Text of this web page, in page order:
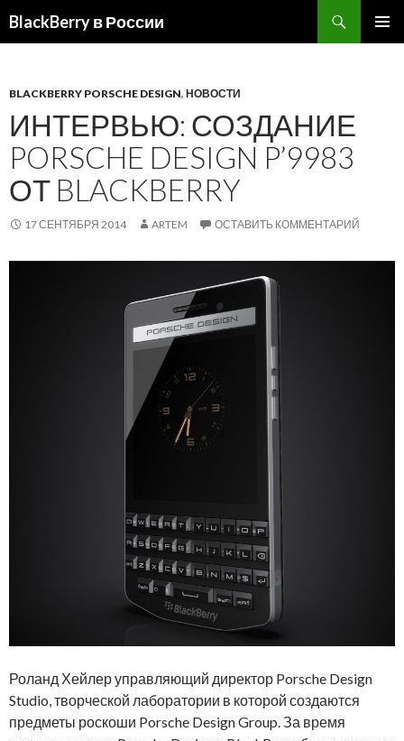
BlackBerry в России
BLACKBERRY PORSCHE DESIGN, НОВОСТИ
ИНТЕРВЬЮ: СОЗДАНИЕ
PORSCHE DESIGN P’9983
ОТ BLACKBERRY
17 СЕНТЯБРЯ 2014 ARTEM ОСТАВИТЬ КОММЕНТАРИЙ
Роланд Хейлер управляющий директор Porsche Design
Studio, творческой лаборатории в которой создаются
предметы роскоши Porsche Design Group. За время